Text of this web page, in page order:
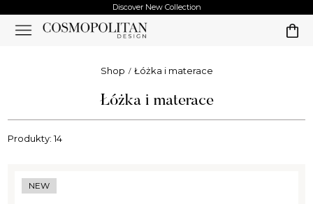
Discover New Collection
Shop Łóżka i materace
Łóżka i materace
Produkty: 14
NEW